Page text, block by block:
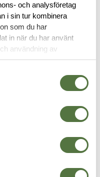
och analysföretag
i sin tur kombinera
som du har
in när du har använt
användning av
av